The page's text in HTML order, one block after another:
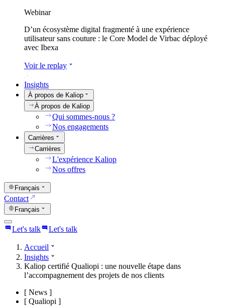
Webinar
D’un écosystème digital fragmenté à une expérience
utilisateur sans couture : le Core Model de Virbac déployé
avec Ibexa
Voir le replay
Insights
À propos de Kaliop
À propos de Kaliop
Qui sommes-nous ?
Nos engagements
Carrières
Carrières
L'expérience Kaliop
Nos offres
Français
Contact
Français
Let's talk Let's talk
Accueil
Insights
Kaliop certifié Qualiopi : une nouvelle étape dans
l’accompagnement des projets de nos clients
[ News ]
[ Qualiopi ]